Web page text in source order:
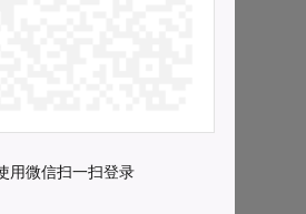
用微信扫一扫登录